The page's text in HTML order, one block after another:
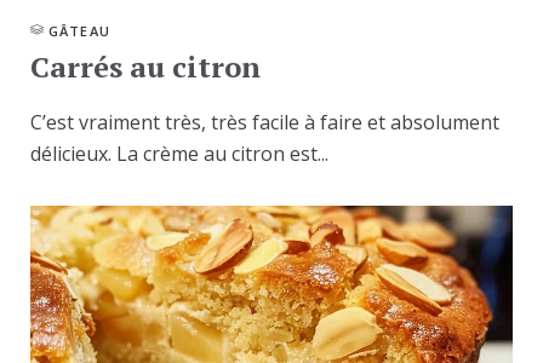
GÂTEAU
Carrés au citron
C’est vraiment très, très facile à faire et absolument
délicieux. La crème au citron est...